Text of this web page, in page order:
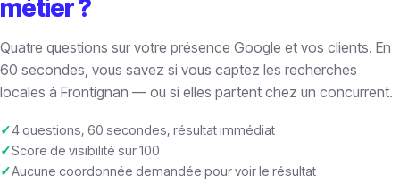
métier ?
Quatre questions sur votre présence Google et vos clients. En
60 secondes, vous savez si vous captez les recherches
locales à Frontignan — ou si elles partent chez un concurrent.
4 questions, 60 secondes, résultat immédiat
Score de visibilité sur 100
Aucune coordonnée demandée pour voir le résultat